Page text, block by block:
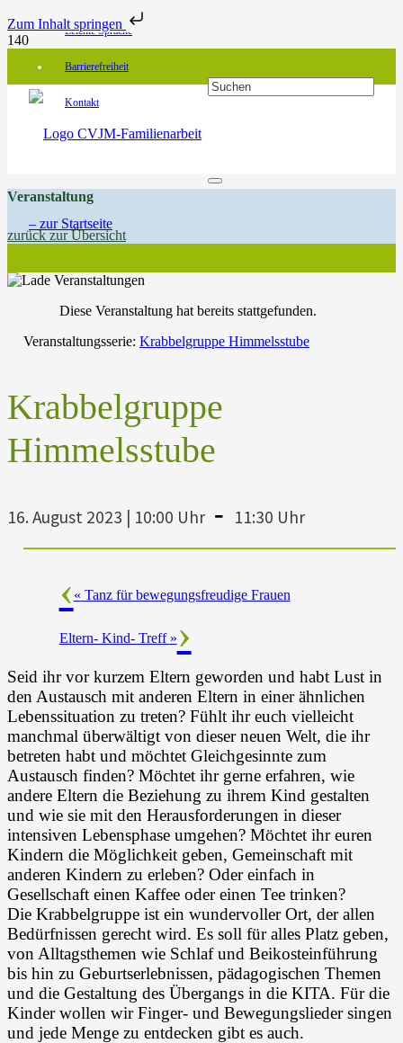
Zum Inhalt springen
Leichte Sprache
Barrierefreiheit
Kontakt
Veranstaltung
zurück zur Übersicht
Diese Veranstaltung hat bereits stattgefunden.
Veranstaltungsserie: Krabbelgruppe Himmelsstube
Krabbelgruppe
Himmelsstube
16. August 2023 | 10:00 Uhr - 11:30 Uhr
« Tanz für bewegungsfreudige Frauen
Eltern- Kind- Treff »
Seid ihr vor kurzem Eltern geworden und habt Lust in
den Austausch mit anderen Eltern in einer ähnlichen
Lebenssituation zu treten? Fühlt ihr euch vielleicht
manchmal überwältigt von dieser neuen Welt, die ihr
betreten habt und möchtet Gleichgesinnte zum
Austausch finden? Möchtet ihr gerne erfahren, wie
andere Eltern die Beziehung zu ihrem Kind gestalten
und wie sie mit den Herausforderungen in dieser
intensiven Lebensphase umgehen? Möchtet ihr euren
Kindern die Möglichkeit geben, Gemeinschaft mit
anderen Kindern zu erleben? Oder einfach in
Gesellschaft einen Kaffee oder einen Tee trinken?
Die Krabbelgruppe ist ein wundervoller Ort, der allen
Bedürfnissen gerecht wird. Es soll für alles Platz geben,
von Alltagsthemen wie Schlaf und Beikosteinführung
bis hin zu Geburtserlebnissen, pädagogischen Themen
und die Gestaltung des Übergangs in die KITA. Für die
Kinder wollen wir Finger- und Bewegungslieder singen
und jede Menge zu entdecken gibt es auch.